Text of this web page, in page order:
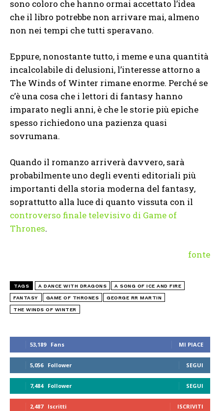
53,189 Fans MI PIACE
5,056 Follower SEGUI
7,484 Follower SEGUI
2,487 Iscritti ISCRIVITI
sono coloro che hanno ormai accettato l’idea
che il libro potrebbe non arrivare mai, almeno
non nei tempi che tutti speravano.
Eppure, nonostante tutto, i meme e una quantità
incalcolabile di delusioni, l’interesse attorno a
The Winds of Winter rimane enorme. Perché se
c’è una cosa che i lettori di fantasy hanno
imparato negli anni, è che le storie più epiche
spesso richiedono una pazienza quasi
sovrumana.
Quando il romanzo arriverà davvero, sarà
probabilmente uno degli eventi editoriali più
importanti della storia moderna del fantasy,
soprattutto alla luce di quanto vissuta con il
controverso finale televisivo di Game of
Thrones.
fonte
TAGS A DANCE WITH DRAGONS A SONG OF ICE AND FIRE
FANTASY GAME OF THRONES GEORGE RR MARTIN
THE WINDS OF WINTER